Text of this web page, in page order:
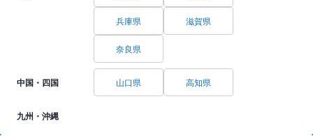
兵庫県 滋賀県
奈良県
中国・四国 山口県 高知県
九州・沖縄